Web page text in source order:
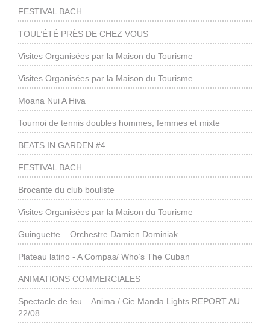
FESTIVAL BACH
TOUL’ÉTÉ PRÈS DE CHEZ VOUS
Visites Organisées par la Maison du Tourisme
Visites Organisées par la Maison du Tourisme
Moana Nui A Hiva
Tournoi de tennis doubles hommes, femmes et mixte
BEATS IN GARDEN #4
FESTIVAL BACH
Brocante du club bouliste
Visites Organisées par la Maison du Tourisme
Guinguette – Orchestre Damien Dominiak
Plateau latino - A Compas/ Who’s The Cuban
ANIMATIONS COMMERCIALES
Spectacle de feu – Anima / Cie Manda Lights REPORT AU
22/08